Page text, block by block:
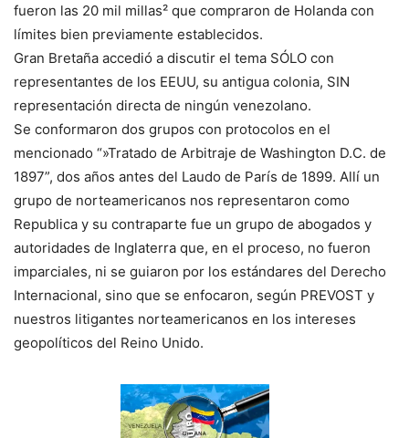
fueron las 20 mil millas² que compraron de Holanda con
límites bien previamente establecidos.
Gran Bretaña accedió a discutir el tema SÓLO con
representantes de los EEUU, su antigua colonia, SIN
representación directa de ningún venezolano.
Se conformaron dos grupos con protocolos en el
mencionado “»Tratado de Arbitraje de Washington D.C. de
1897”, dos años antes del Laudo de París de 1899. Allí un
grupo de norteamericanos nos representaron como
Republica y su contraparte fue un grupo de abogados y
autoridades de Inglaterra que, en el proceso, no fueron
imparciales, ni se guiaron por los estándares del Derecho
Internacional, sino que se enfocaron, según PREVOST y
nuestros litigantes norteamericanos en los intereses
geopolíticos del Reino Unido.